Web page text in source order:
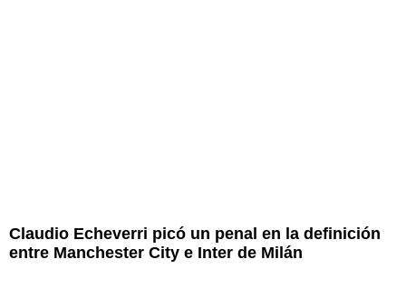
Claudio Echeverri picó un penal en la definición
entre Manchester City e Inter de Milán